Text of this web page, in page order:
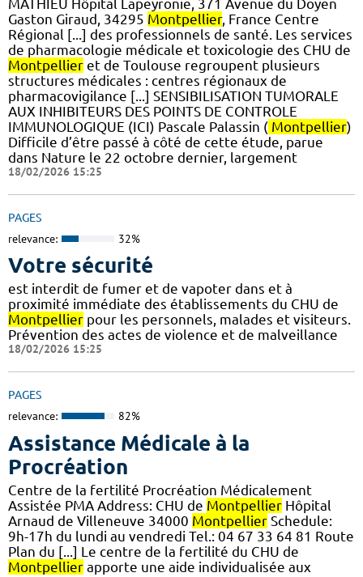
MATHIEU Hôpital Lapeyronie, 371 Avenue du Doyen
Gaston Giraud, 34295 Montpellier, France Centre
Régional [...] des professionnels de santé. Les services
de pharmacologie médicale et toxicologie des CHU de
Montpellier et de Toulouse regroupent plusieurs
structures médicales : centres régionaux de
pharmacovigilance [...] SENSIBILISATION TUMORALE
AUX INHIBITEURS DES POINTS DE CONTROLE
IMMUNOLOGIQUE (ICI) Pascale Palassin ( Montpellier)
Difficile d’être passé à côté de cette étude, parue
dans Nature le 22 octobre dernier, largement
18/02/2026 15:25
PAGES
relevance: 32%
Votre sécurité
est interdit de fumer et de vapoter dans et à
proximité immédiate des établissements du CHU de
Montpellier pour les personnels, malades et visiteurs.
Prévention des actes de violence et de malveillance
18/02/2026 15:25
PAGES
relevance: 82%
Assistance Médicale à la
Procréation
Centre de la fertilité Procréation Médicalement
Assistée PMA Address: CHU de Montpellier Hôpital
Arnaud de Villeneuve 34000 Montpellier Schedule:
9h-17h du lundi au vendredi Tel.: 04 67 33 64 81 Route
Plan du [...] Le centre de la fertilité du CHU de
Montpellier apporte une aide individualisée aux